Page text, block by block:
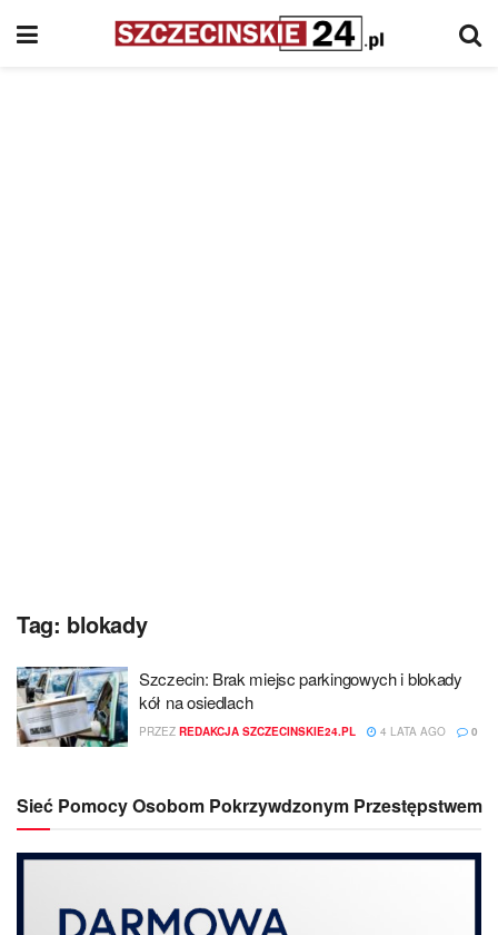
Tag: blokady
Szczecin: Brak miejsc parkingowych i blokady
kół na osiedlach
PRZEZ REDAKCJA SZCZECINSKIE24.PL 4 LATA AGO 0
Sieć Pomocy Osobom Pokrzywdzonym Przestępstwem